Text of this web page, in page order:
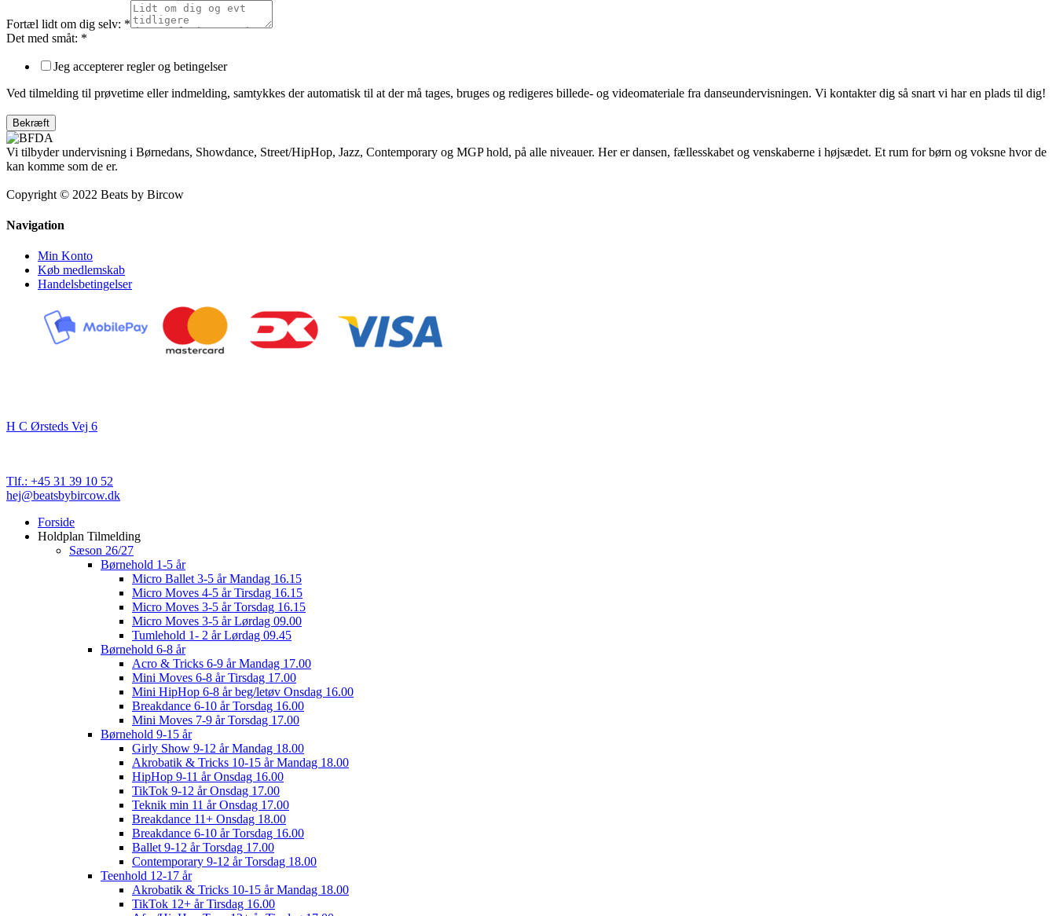
Fortæl lidt om dig selv: *
Det med småt: *
Jeg accepterer regler og betingelser
Ved tilmelding til prøvetime eller indmelding, samtykkes der automatisk til at der må tages, bruges og redigeres billede- og videomateriale fra danseundervisningen. Vi kontakter dig så snart vi har en plads til dig!
Bekræft
Vi tilbyder undervisning i Børnedans, Showdance, Street/HipHop, Jazz, Contemporary og MGP hold, på alle niveauer. Her er dansen, fællesskabet og venskaberne i højsædet. Et rum for børn og voksne hvor de
kan komme som de er.
Copyright © 2022 Beats by Bircow
Navigation
Min Konto
Køb medlemskab
Handelsbetingelser
H C Ørsteds Vej 6
Tlf.: +45 31 39 10 52
hej@beatsbybircow.dk
Close
Menu
Forside
Holdplan Tilmelding
Sæson 26/27
Børnehold 1-5 år
Micro Ballet 3-5 år Mandag 16.15
Micro Moves 4-5 år Tirsdag 16.15
Micro Moves 3-5 år Torsdag 16.15
Micro Moves 3-5 år Lørdag 09.00
Tumlehold 1- 2 år Lørdag 09.45
Børnehold 6-8 år
Acro & Tricks 6-9 år Mandag 17.00
Mini Moves 6-8 år Tirsdag 17.00
Mini HipHop 6-8 år beg/letøv Onsdag 16.00
Breakdance 6-10 år Torsdag 16.00
Mini Moves 7-9 år Torsdag 17.00
Børnehold 9-15 år
Girly Show 9-12 år Mandag 18.00
Akrobatik & Tricks 10-15 år Mandag 18.00
HipHop 9-11 år Onsdag 16.00
TikTok 9-12 år Onsdag 17.00
Teknik min 11 år Onsdag 17.00
Breakdance 11+ Onsdag 18.00
Breakdance 6-10 år Torsdag 16.00
Ballet 9-12 år Torsdag 17.00
Contemporary 9-12 år Torsdag 18.00
Teenhold 12-17 år
Akrobatik & Tricks 10-15 år Mandag 18.00
TikTok 12+ år Tirsdag 16.00